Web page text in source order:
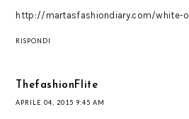
http://martasfashiondiary.com/white-
RISPONDI
ThefashionFlite
APRILE 04, 2015 9:45 AM